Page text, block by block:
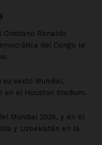
Cristiano Ronaldo
del Congo le
su sexto Mundial,
en el Houston Stadium.
Mundial 2026, y en el
y Uzbekistán en la